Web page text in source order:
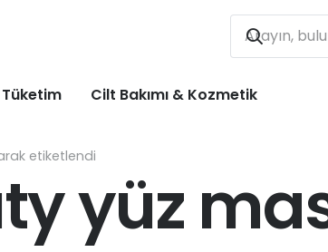
Tüketim Cilt Bakımı & Kozmetik
etiketlendi
yüz